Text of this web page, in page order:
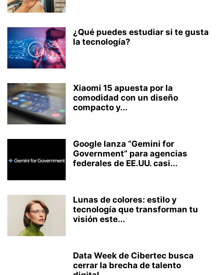
¿Qué puedes estudiar si te gusta
la tecnología?
Xiaomi 15 apuesta por la
comodidad con un diseño
compacto y...
Google lanza “Gemini for
Government” para agencias
federales de EE.UU. casi...
Lunas de colores: estilo y
tecnología que transforman tu
visión este...
Data Week de Cibertec busca
cerrar la brecha de talento